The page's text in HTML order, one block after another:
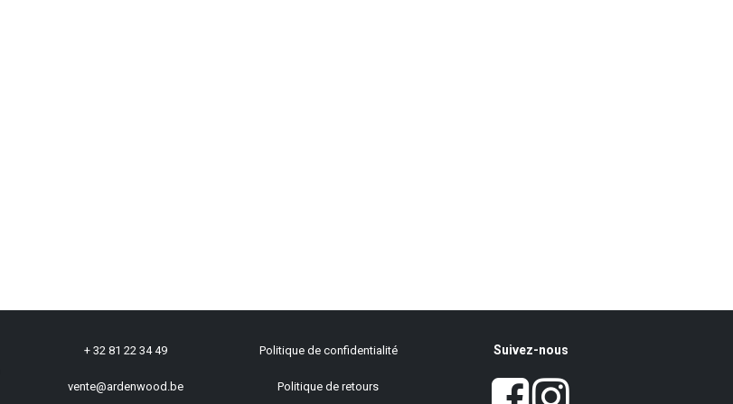
+ 32 81 22 34 49
vente@ardenwood.be
Politique de confidentialité
Politique de retours
Suivez-nous